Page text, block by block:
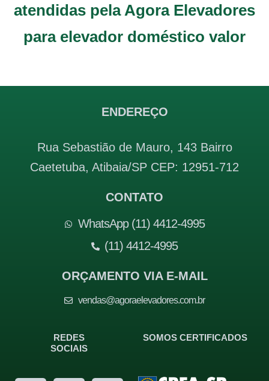
atendidas pela Agora Elevadores
para elevador doméstico valor
ENDEREÇO
Rua Sebastião de Mauro, 143 Bairro
Caetetuba, Atibaia/SP CEP: 12951-712
CONTATO
WhatsApp (11) 4412-4995
(11) 4412-4995
ORÇAMENTO VIA E-MAIL
vendas@agoraelevadores.com.br
REDES
SOCIAIS
SOMOS CERTIFICADOS